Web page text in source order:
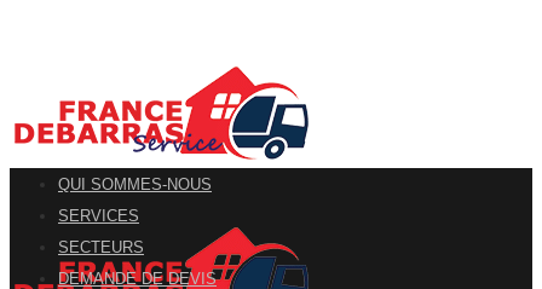
QUI SOMMES-NOUS
SERVICES
SECTEURS
DEMANDE DE DEVIS